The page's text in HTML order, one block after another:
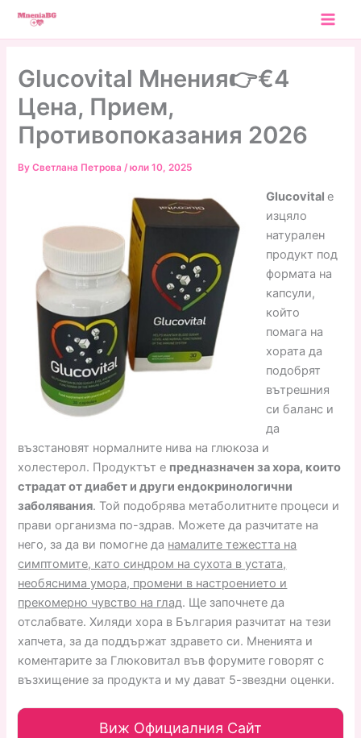
Skip
Glucovital Мнения👉€4
Цена, Прием,
Противопоказания 2026
ByСветлана Петрова/юли 10, 2025
Glucovitalе
изцяло
натурален
продукт под
формата на
капсули,
който
помага на
хората да
подобрят
вътрешния
си баланс и
да
възстановят нормалните нива на глюкоза и
холестерол. Продуктът е предназначен за хора, които
страдат от диабет и други ендокринологични
заболявания. Той подобрява метаболитните процеси и
прави организма по-здрав. Можете да разчитате на
него, за да ви помогне да намалите тежестта на
симптомите, като синдром на сухота в устата,
необяснима умора, промени в настроението и
прекомерно чувство на глад. Ще започнете да
отслабвате. Хиляди хора в България разчитат на тези
хапчета, за да поддържат здравето си. Мненията и
коментарите за Глюковитал във форумите говорят с
възхищение за продукта и му дават 5-звездни оценки.
Виж Официалния Сайт